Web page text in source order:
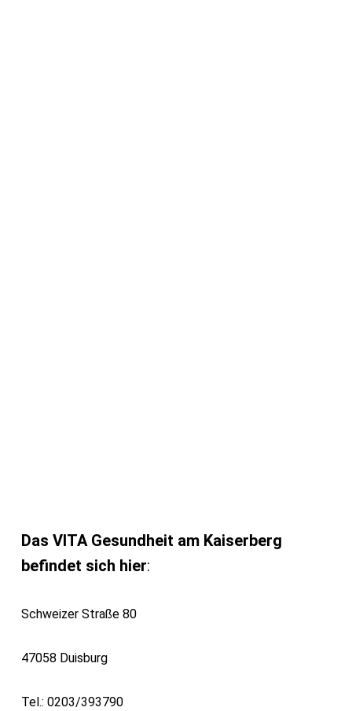
Das VITA Gesundheit am Kaiserberg
befindet sich hier:
Schweizer Straße 80
47058 Duisburg
Tel.: 0203/393790